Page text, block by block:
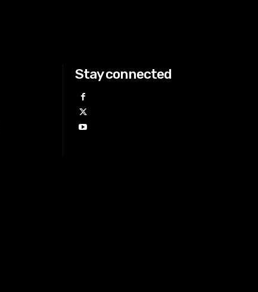
Stay connected